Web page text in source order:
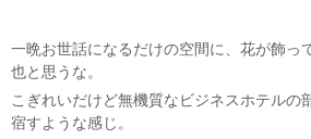
一晩お世話になるだけの空間に、花が飾っ
也と思うな。
こぎれいだけど無機質なビジネスホテルの
宿すような感じ。